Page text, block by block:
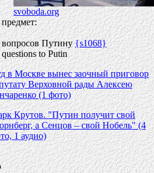
svoboda.org
вопросов Путину{s1068}
to Putin
в Москве вынес заочный приговор
Верховной рады Алексею
(1 фото)
Крутов. "Путин получит свой
а Сенцов – свой Нобель" (4
1 аудио)